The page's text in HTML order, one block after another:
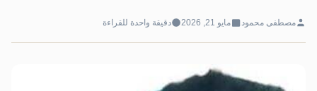
مصطفى محمود مايو 21, 2026 دقيقة واحدة للقراءة